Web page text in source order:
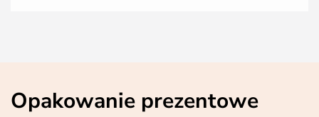
Opakowanie prezentowe